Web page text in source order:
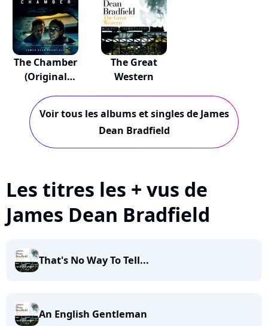
The Chamber
(Original
The Great
Western
Voir tous les albums et singles de James
Dean Bradfield
Les titres les + vus de
James Dean Bradfield
That's No Way To Tell...
An English Gentleman